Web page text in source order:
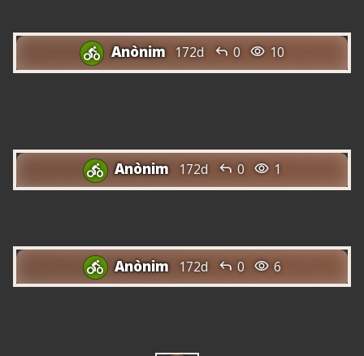
 Anònim 172d  0  10
 Anònim 172d  0  1
 Anònim 172d  0  6